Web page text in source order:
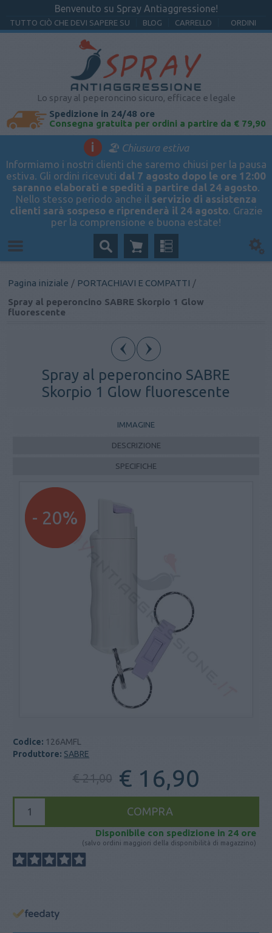
Benvenuto su Spray Antiaggressione!
TUTTO CIÒ CHE DEVI SAPERE SU BLOG CARRELLO ORDINI
Lo spray al peperoncino sicuro, efficace e legale
Spedizione in 24/48 ore
Consegna gratuita per ordini a partire da € 79,90
i
🏖️ Chiusura estiva
Informiamo i nostri clienti che saremo chiusi per la pausa
estiva. Gli ordini ricevuti dal 7 agosto dopo le ore 12:00
saranno elaborati e spediti a partire dal 24 agosto.
Nello stesso periodo anche il servizio di assistenza
clienti sarà sospeso e riprenderà il 24 agosto. Grazie
per la comprensione e buona estate!
Pagina iniziale / PORTACHIAVI E COMPATTI /
Spray al peperoncino SABRE Skorpio 1 Glow
fluorescente
Spray al peperoncino SABRE
Skorpio 1 Glow fluorescente
IMMAGINE
DESCRIZIONE
SPECIFICHE
- 20%
Codice: 126AMFL
Produttore: SABRE
€ 21,00 € 16,90
Disponibile con spedizione in 24 ore
(salvo ordini maggiori della disponibilità di magazzino)